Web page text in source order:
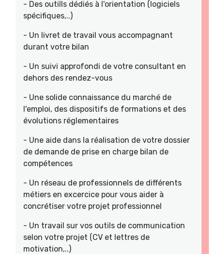
- Des outills dédiés à l'orientation (logiciels
spécifiques,..)
- Un livret de travail vous accompagnant
durant votre bilan
- Un suivi approfondi de votre consultant en
dehors des rendez-vous
- Une solide connaissance du marché de
l'emploi, des dispositifs de formations et des
évolutions réglementaires
- Une aide dans la réalisation de votre dossier
de demande de prise en charge bilan de
compétences
- Un réseau de professionnels de différents
métiers en excercice pour vous aider à
concrétiser votre projet professionnel
- Un travail sur vos outils de communication
selon votre projet (CV et lettres de
motivation,..)